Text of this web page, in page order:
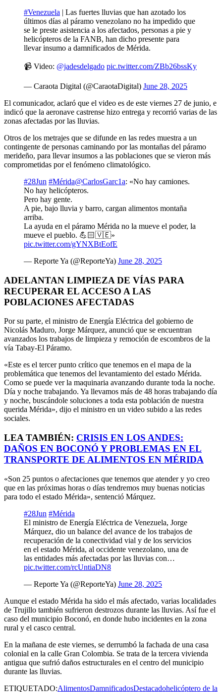
#Venezuela | Las fuertes lluvias que han azotado los
últimos días al páramo venezolano no ha impedido que
se le preste asistencia a los afectados, personas a pie y
helicópteros de la FANB, han dicho presente para
llevar insumo a damnificados de Mérida.
📹 Video: @jadesdelgado pic.twitter.com/ZBb26bssKy
— Caraota Digital (@CaraotaDigital) June 28, 2025
El comunicador, aclaró que el video es de este viernes 27 de junio, e
indicó que la aeronave castrense hizo entrega y recorrió varias de las
zonas afectadas por las lluvias.
Otros de los metrajes que se difunde en las redes muestra a un
contingente de personas caminando por las montañas del páramo
merideño, para llevar insumos a las poblaciones que se vieron más
comprometidas por el fenómeno climatológico.
#28Jun #Mérida@CarlosGarc1a: «No hay camiones.
No hay helicópteros.
Pero hay gente.
A pie, bajo lluvia y barro, cargan alimentos montaña
arriba.
La ayuda en el páramo Mérida no la mueve el poder, la
mueve el pueblo. 💪🏻🇻🇪»
pic.twitter.com/gYNXBtEofE
— Reporte Ya (@ReporteYa) June 28, 2025
ADELANTAN LIMPIEZA DE VÍAS PARA
RECUPERAR EL ACCESO A LAS
POBLACIONES AFECTADAS
Por su parte, el ministro de Energía Eléctrica del gobierno de
Nicolás Maduro, Jorge Márquez, anunció que se encuentran
avanzados los trabajos de limpieza y remoción de escombros de la
vía Tabay-El Páramo.
«Este es el tercer punto crítico que tenemos en el mapa de la
problemática que tenemos del levantamiento del estado Mérida.
Como se puede ver la maquinaria avanzando durante toda la noche.
Día y noche trabajando. Ya llevamos más de 48 horas trabajando día
y noche, buscándole soluciones a toda esta población de nuestra
querida Mérida», dijo el ministro en un video subido a las redes
sociales.
LEA TAMBIÉN: CRISIS EN LOS ANDES:
DAÑOS EN BOCONÓ Y PROBLEMAS EN EL
TRANSPORTE DE ALIMENTOS EN MÉRIDA
«Son 25 puntos o afectaciones que tenemos que atender y yo creo
que en las próximas horas o días tendremos muy buenas noticias
para todo el estado Mérida», sentenció Márquez.
#28Jun #Mérida
El ministro de Energía Eléctrica de Venezuela, Jorge
Márquez, dio un balance del avance de los trabajos de
recuperación de la conectividad vial y de los servicios
en el estado Mérida, al occidente venezolano, una de
las entidades más afectadas por las lluvias con…
pic.twitter.com/rcUntiaDN8
— Reporte Ya (@ReporteYa) June 28, 2025
Aunque el estado Mérida ha sido el más afectado, varias localidades
de Trujillo también sufrieron destrozos durante las lluvias. Así fue el
caso del municipio Boconó, en donde hubo incidentes en la zona
rural y el casco central.
En la mañana de este viernes, se derrumbó la fachada de una casa
colonial en la calle Gran Colombia. Se trata de la tercera vivienda
antigua que sufrió daños estructurales en el centro del municipio
durante las lluvias.
ETIQUETADO:AlimentosDamnificadosDestacadohelicóptero de la